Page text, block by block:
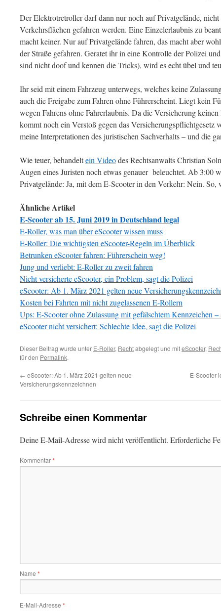
Der Elektrotretroller darf dann nur noch auf Privatgelände,
Verkehrsflächen gefahren werden. Eine Einzelerlaubnis zu
macht keiner. Nur auf Privatgelände fahren, das macht aber
der Straße gefahren. Geratet ihr in eine Kontrolle der Polizei
sind nicht doof und kennen die Tricks), wird es echt übel und
Ihr seid mit einem Fahrzeug unterwegs, welches keine
auch die Freigabe zum Fahren ohne Führerscheint. Liegt kein
wegen Fahrens ohne Fahrerlaubnis. Da die Versicherung
kommt noch ein Verstoß gegen das Versicherungspflichtgesetz
meine Interpretationen des juristischen Sachverhalts – und die
Wie teuer, behandeltein Videodes Rechtsanwalts Christian
Augen eines Juristen noch etwas genauer beleuchtet. Ab 3:00
Privatgelände: Ja, mit dem E-Scooter in den Verkehr: Nein. So,
Ähnliche Artikel
E-Scooter ab 15. Juni 2019 in Deutschland legal
E-Roller, was man über eScooter wissen muss
E-Roller: Die wichtigsten eScooter-Regeln im Überblick
Betrunken eScooter fahren: Führerschein weg!
Jung und verliebt: E-Roller zu zweit fahren
Nicht versicherte eScooter, ein Problem, sagt die Polizei
eScooter: Ab 1. März 2021 gelten neue
Kosten bei Fahrten mit nicht zugelassenen E-Rollern
Ups: E-Scooter ohne Zulassung mit gefälschtem Kennzeichen –
eScooter nicht versichert: Schlechte Idee, sagt die Polizei
Dieser Beitrag wurde unter E-Roller, Rechtabgelegt und miteScooter,
für den Permalink.
← eScooter: Ab 1. März 2021 gelten neue
Versicherungskennzeichnen
E-Scooter
Schreibe einen Kommentar
Deine E-Mail-Adresse wird nicht veröffentlicht. Erforderliche
Kommentar*
Name *
E-Mail-Adresse *